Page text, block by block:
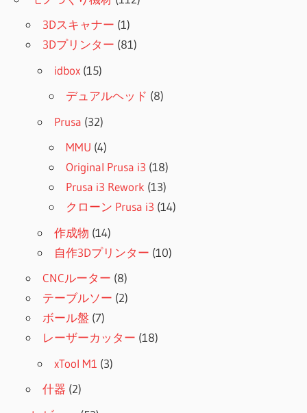
3Dスキャナー (1)
3Dプリンター (81)
idbox (15)
デュアルヘッド (8)
Prusa (32)
MMU (4)
Original Prusa i3 (18)
Prusa i3 Rework (13)
クローン Prusa i3 (14)
作成物 (14)
自作3Dプリンター (10)
CNCルーター (8)
テーブルソー (2)
ボール盤 (7)
レーザーカッター (18)
xTool M1 (3)
什器 (2)